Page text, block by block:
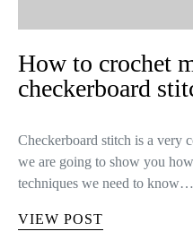
How to crochet
checkerboard
Checkerboard stitch is a very
we are going to show you
techniques we need to know…
VIEW POST